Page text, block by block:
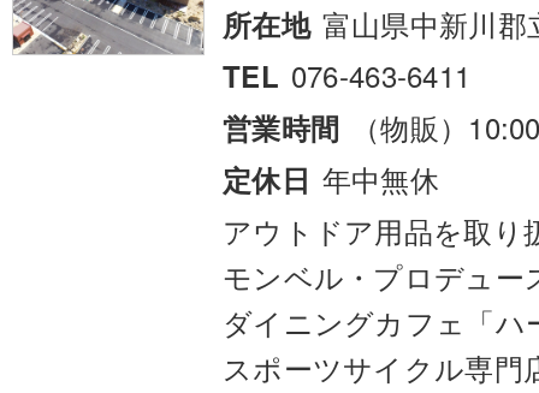
所在地 富山県中新川郡
TEL 076-463-6411
営業時間 （物販）
定休日 年中無休
アウトドア用品を取り
モンベル・プロデュー
ダイニングカフェ「ハ
スポーツサイクル専門